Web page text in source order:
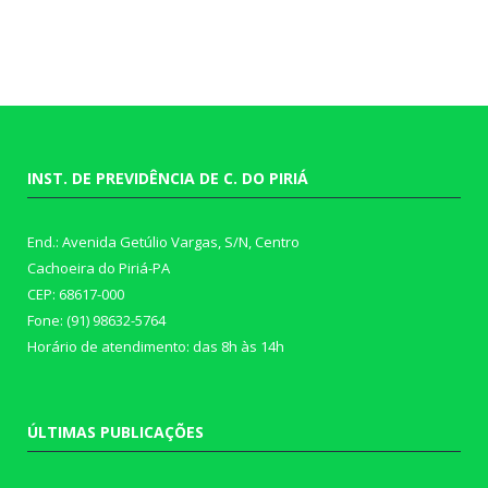
INST. DE PREVIDÊNCIA DE C. DO PIRIÁ
End.: Avenida Getúlio Vargas, S/N, Centro
Cachoeira do Piriá-PA
CEP: 68617-000
Fone: (91) 98632-5764
Horário de atendimento: das 8h às 14h
ÚLTIMAS PUBLICAÇÕES